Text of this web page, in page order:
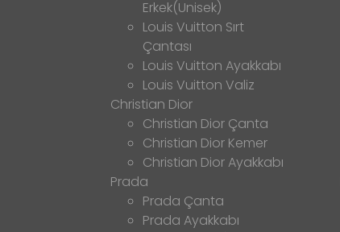
Erkek(Unisek)
Louis Vuitton Sırt
Çantası
Louis Vuitton Ayakkabı
Louis Vuitton Valiz
Christian Dior
Christian Dior Çanta
Christian Dior Kemer
Christian Dior Ayakkabı
Prada
Prada Çanta
Prada Ayakkabı